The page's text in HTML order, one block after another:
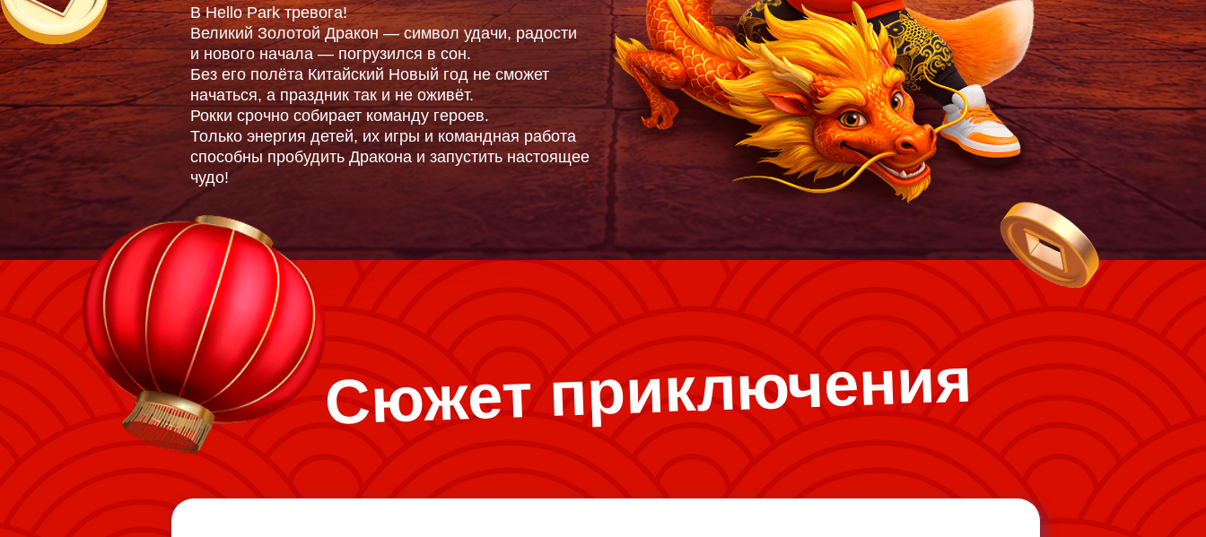
В Hello Park тревога!
Великий Золотой Дракон — символ удачи, радости
и нового начала — погрузился в сон.
Без его полёта Китайский Новый год не сможет
начаться, а праздник так и не оживёт.
Рокки срочно собирает команду героев.
Только энергия детей, их игры и командная работа
способны пробудить Дракона и запустить настоящее
чудо!
Сюжет приключения